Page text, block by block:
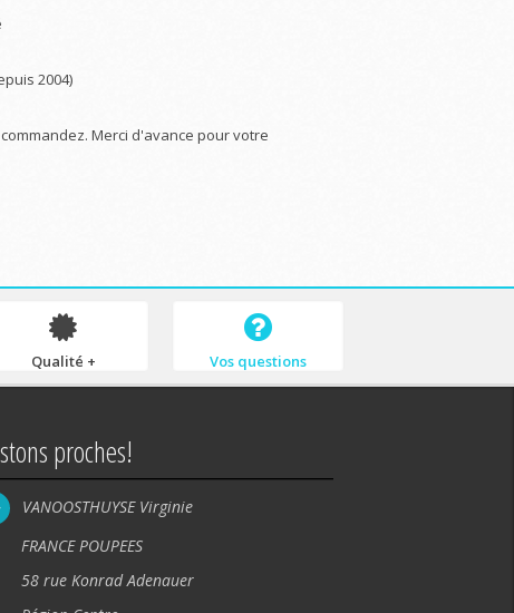
2004)
Merci d'avance pour votre
Qualité + Vos questions
proches!
VANOOSTHUYSE Virginie
POUPEES
rue Konrad Adenauer